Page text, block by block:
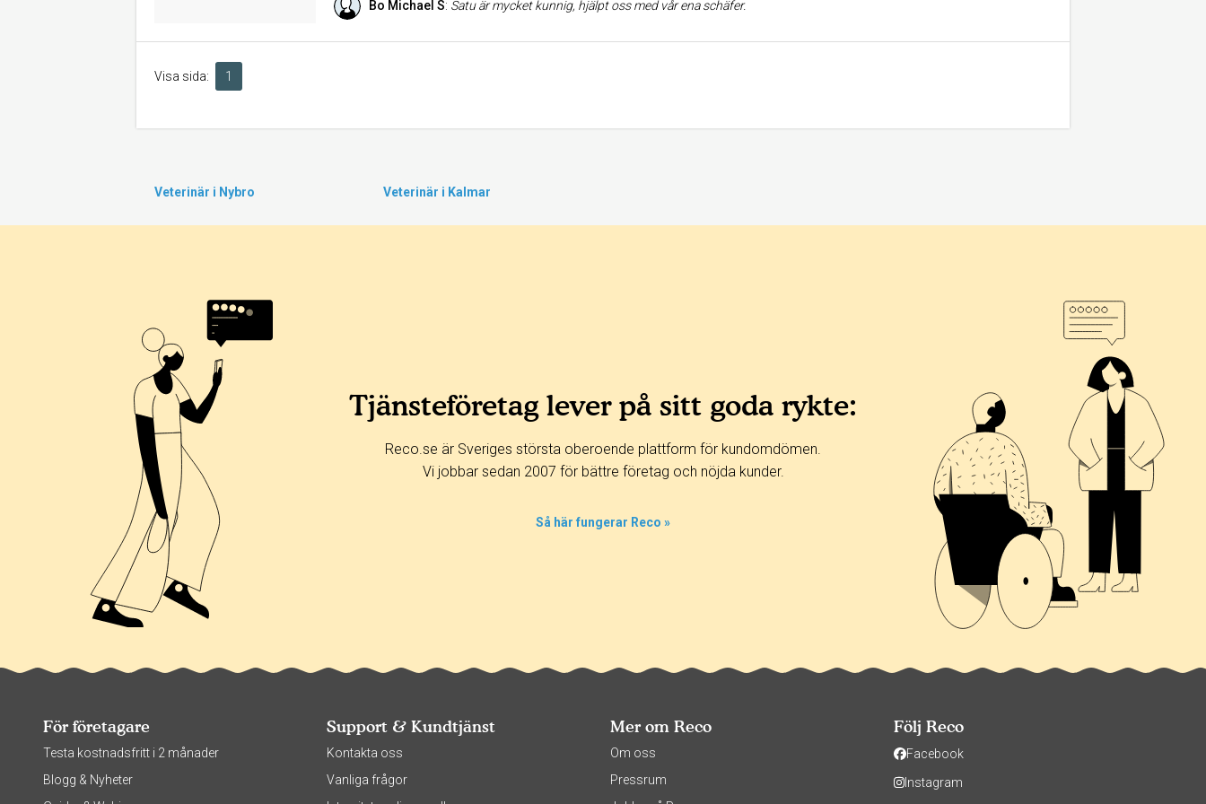
Bo Michael S: Satu är mycket kunnig, hjälpt oss med vår ena schäfer.
Visa sida: 1
Veterinär i Nybro Veterinär i Kalmar
Tjänsteföretag lever på sitt goda rykte:
Reco.se är Sveriges största oberoende plattform för kundomdömen.
Vi jobbar sedan 2007 för bättre företag och nöjda kunder.
Så här fungerar Reco »
För företagare
Testa kostnadsfritt i 2 månader
Blogg & Nyheter
Support & Kundtjänst
Kontakta oss
Vanliga frågor
Mer om Reco
Om oss
Pressrum
Följ Reco
Facebook
Instagram